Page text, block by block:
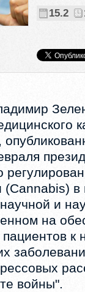
15.2
(Cannabis) в
и
на
к
войны".